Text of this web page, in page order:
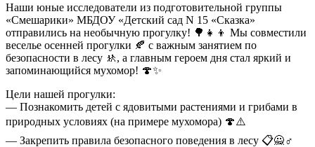
Наши юные исследователи из подготовительной группы
«Смешарики» МБДОУ «Детский сад N 15 «Сказка»
отправились на необычную прогулку! 🌳👧👦 Мы совместили
веселье осенней прогулки 🍂 с важным занятием по
безопасности в лесу 🚸, а главным героем дня стал яркий и
запоминающийся мухомор! 🍄✨
Цели нашей прогулки:
— Познакомить детей с ядовитыми растениями и грибами в
природных условиях (на примере мухомора) 🍄⚠️
— Закрепить правила безопасного поведения в лесу 📋🙅♂️